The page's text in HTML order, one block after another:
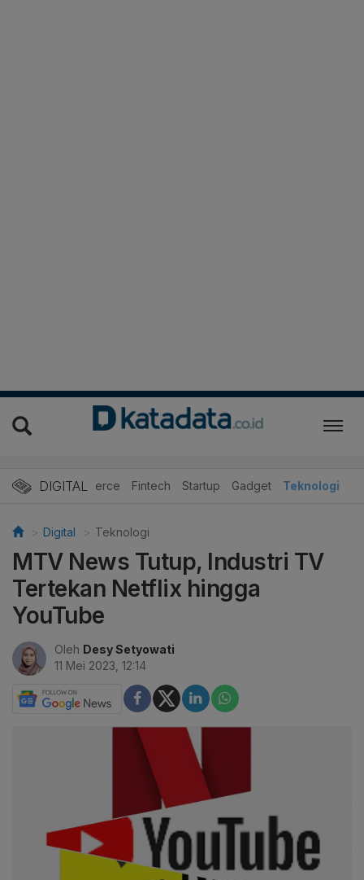
DIGITAL
E-Commerce Fintech Startup Gadget Teknologi
Digital Teknologi
MTV News Tutup, Industri TV
Tertekan Netflix hingga
YouTube
Oleh Desy Setyowati
11 Mei 2023, 12:14